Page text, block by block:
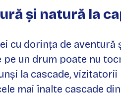
și natură la
cu dorința de
pe un drum poate nu
la cascade,
mai înalte cascade